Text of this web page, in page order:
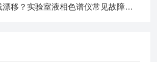
压力异常与基线漂移？实验室液相色谱仪常见故障排查实战